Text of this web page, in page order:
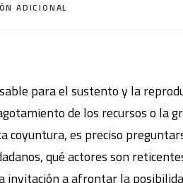
ADICIONAL
para el sustento y la
de los recursos o la
es preciso
qué actores son
a afrontar la